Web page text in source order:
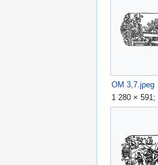
OM 3,7.jpeg
1 280 × 591;